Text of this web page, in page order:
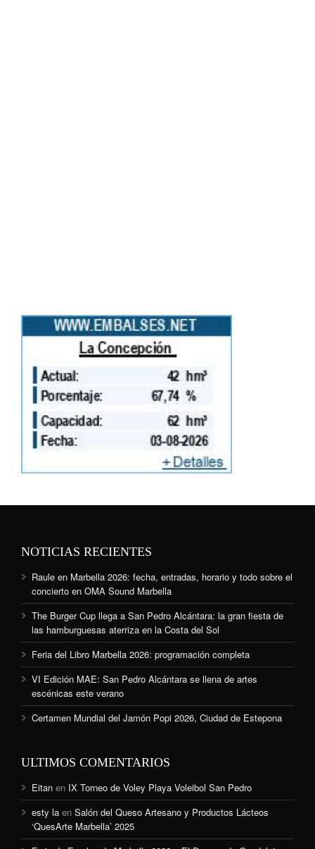
NOTICIAS RECIENTES
Raule en Marbella 2026: fecha, entradas, horario y todo sobre el
concierto en OMA Sound Marbella
The Burger Cup llega a San Pedro Alcántara: la gran fiesta de
las hamburguesas aterriza en la Costa del Sol
Feria del Libro Marbella 2026: programación completa
VI Edición MAE: San Pedro Alcántara se llena de artes
escénicas este verano
Certamen Mundial del Jamón Popi 2026, Ciudad de Estepona
ULTIMOS COMENTARIOS
Eitan en IX Torneo de Voley Playa Voleibol San Pedro
esty la en Salón del Queso Artesano y Productos Lácteos
‘QuesArte Marbella’ 2025